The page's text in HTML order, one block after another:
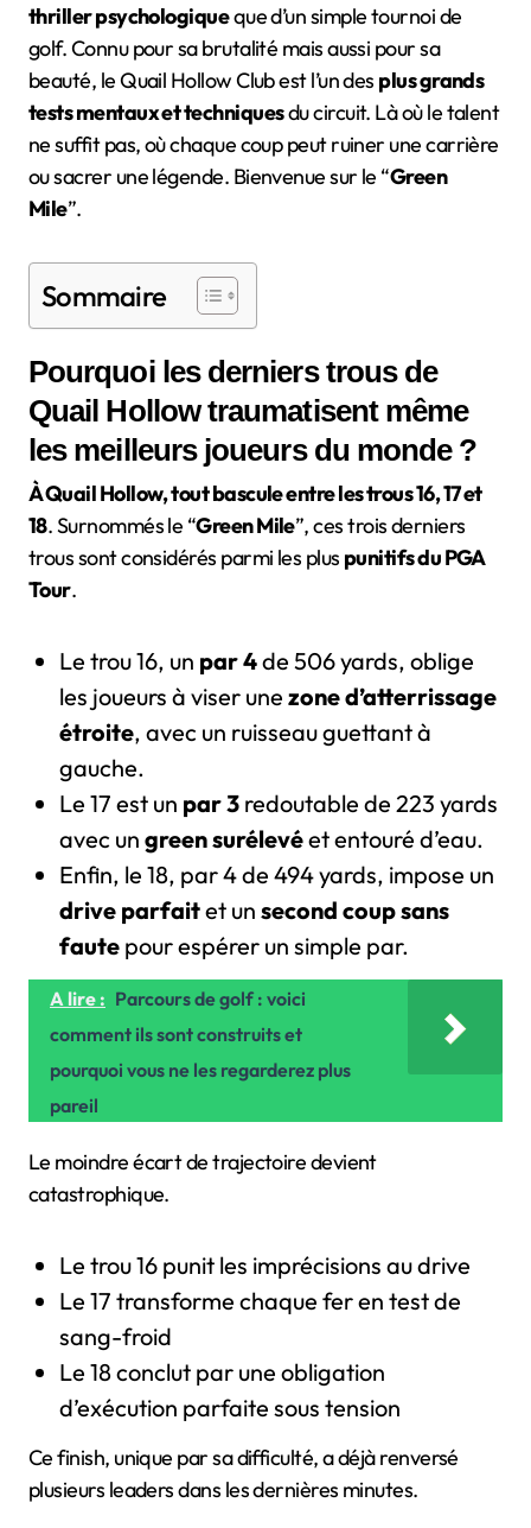
thriller psychologiqueque d’un simple tournoi de
golf. Connu pour sa brutalité mais aussi pour sa
beauté, le Quail Hollow Club est l’un des plus grands
tests mentaux et techniquesdu circuit. Là où le talent
ne suffit pas, où chaque coup peut ruiner une carrière
ou sacrer une légende. Bienvenue sur le “Green
Mile”.
Sommaire
Pourquoi les derniers trous de
Quail Hollow traumatisent même
les meilleurs joueurs du monde ?
À Quail Hollow, tout bascule entre les trous 16, 17 et
18. Surnommés le “Green Mile”, ces trois derniers
trous sont considérés parmi les plus punitifs du PGA
Tour.
Le trou 16, un par 4de 506 yards, oblige
les joueurs à viser une zone d’atterrissage
étroite, avec un ruisseau guettant à
gauche.
Le 17 est un par 3redoutable de 223 yards
avec un green surélevéet entouré d’eau.
Enfin, le 18, par 4 de 494 yards, impose un
drive parfaitet un second coup sans
fautepour espérer un simple par.
A lire : Parcours de golf : voici
comment ils sont construits et
pourquoi vous ne les regarderez plus
pareil
Le moindre écart de trajectoire devient
catastrophique.
Le trou 16 punit les imprécisions au drive
Le 17 transforme chaque fer en test de
sang-froid
Le 18 conclut par une obligation
d’exécution parfaite sous tension
Ce finish, unique par sa difficulté, a déjà renversé
plusieurs leaders dans les dernières minutes.